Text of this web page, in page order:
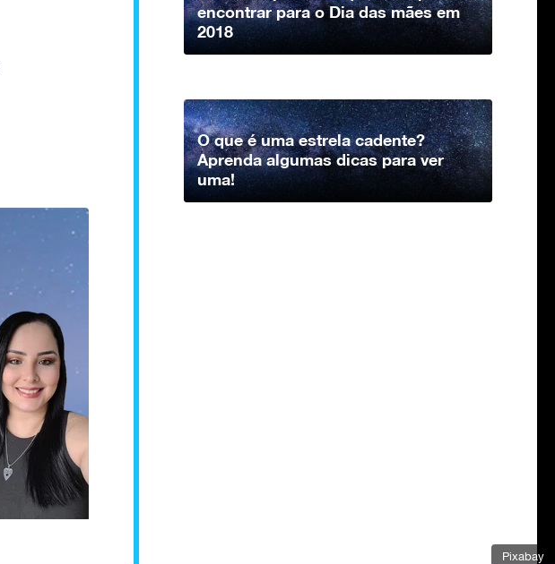
Pixabay
encontrar para o Dia das mães em
2018
O que é uma estrela cadente?
Aprenda algumas dicas para ver
uma!